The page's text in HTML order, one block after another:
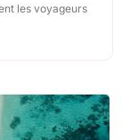
les voyageurs